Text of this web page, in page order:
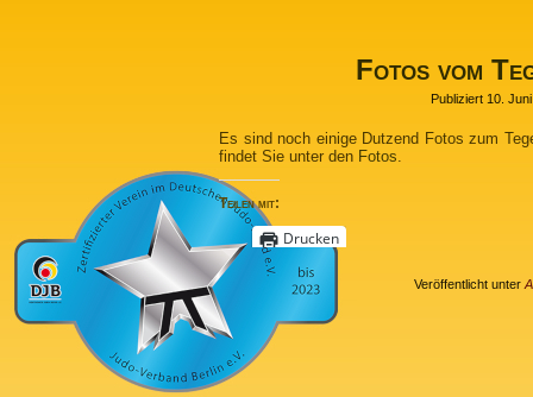
Fotos vom
Publiziert 10.
Es sind noch einige Dutzend Fotos zum
findet Sie unter den Fotos.
Teilen mit:
Drucken
Veröffentlicht unter